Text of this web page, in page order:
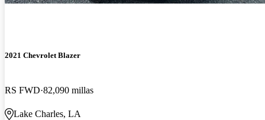
2021 Chevrolet Blazer
RS FWD 82,090 millas
Lake Charles, LA